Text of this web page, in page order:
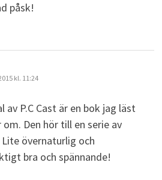
påsk!
kl. 11:24
av P.C Cast är en bok jag läst
Den hör till en serie av
övernaturlig och
bra och spännande!